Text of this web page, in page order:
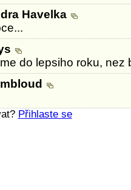
Havelka
do lepsiho roku, nez
Přihlaste se